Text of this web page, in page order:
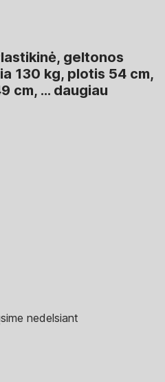
geltonos
130 kg, plotis 54 cm,
cm, … daugiau
nedelsiant